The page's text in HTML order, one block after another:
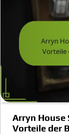
Arryn House
Vorteile der